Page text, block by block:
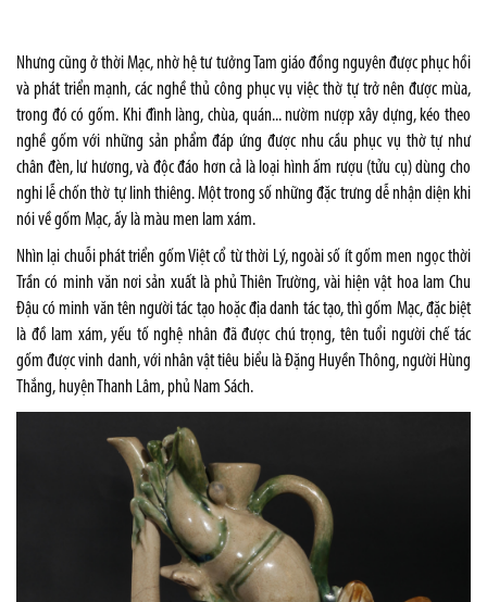
Nhưng cũng ở thời Mạc, nhờ hệ tư tưởng Tam giáo đồng nguyên được phục hồi
và phát triển mạnh, các nghề thủ công phục vụ việc thờ tự trở nên được mùa,
trong đó có gốm. Khi đình làng, chùa, quán... nườm nượp xây dựng, kéo theo
nghề gốm với những sản phẩm đáp ứng được nhu cầu phục vụ thờ tự như
chân đèn, lư hương, và độc đáo hơn cả là loại hình ấm rượu (tửu cụ) dùng cho
nghi lễ chốn thờ tự linh thiêng. Một trong số những đặc trưng dễ nhận diện khi
nói về gốm Mạc, ấy là màu men lam xám.
Nhìn lại chuỗi phát triển gốm Việt cổ từ thời Lý, ngoài số ítgốm men ngọcthời
Trần có minh văn nơi sản xuất là phủ Thiên Trường, vài hiện vật hoa lam Chu
Đậu có minh văn tên người tác tạo hoặc địa danh tác tạo, thì gốm Mạc, đặc biệt
là đồ lam xám, yếu tố nghệ nhân đã được chú trọng, tên tuổi người chế tác
gốm được vinh danh, với nhân vật tiêu biểu là Đặng Huyền Thông, người Hùng
Thắng, huyện Thanh Lâm, phủ Nam Sách.